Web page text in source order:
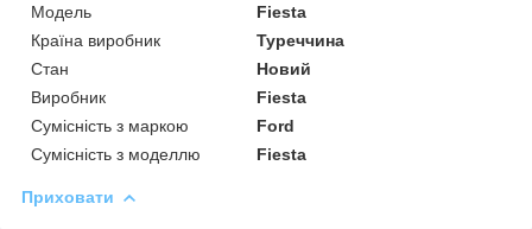
Модель
Fiesta
Країна виробник
Туреччина
Стан
Новий
Виробник
Fiesta
Сумісність з маркою
Ford
Сумісність з моделлю
Fiesta
Приховати